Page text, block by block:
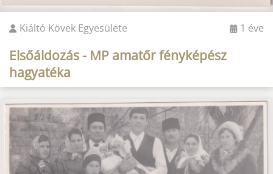
Kiáltó Kövek Egyesülete 1 éve
Elsőáldozás - MP amatőr fényképész
hagyatéka